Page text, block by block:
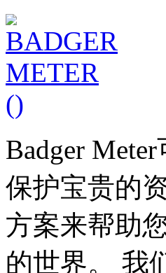
Badger
保护宝贵的
方案来帮助
的世界。 我